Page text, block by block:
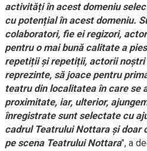
activități în acest domeniu
cu potențial în acest domeniu.
colaboratori, fie ei regizori,
pentru o mai bună calitate a
repetiții și repetiții, actorii noștri
reprezinte, să joace pentru
teatru din localitatea în care se
proximitate, iar, ulterior,
înregistrate sunt selectate cu
cadrul Teatrului Nottara și doar
pe scena Teatrului Nottara", a